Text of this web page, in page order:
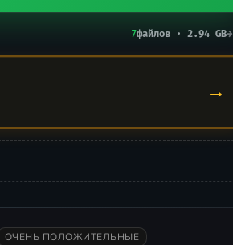
7файлов · 2.94 GB→
→
ОЧЕНЬ ПОЛОЖИТЕЛЬНЫЕ